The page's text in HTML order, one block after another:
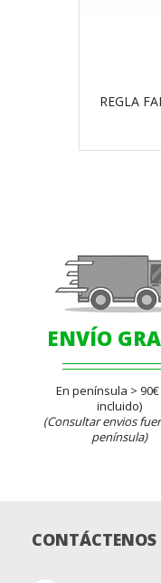
REGLA
ENVÍO
En península > 90€
incluido)
(Consultar envios
península)
CONTÁCTENOS